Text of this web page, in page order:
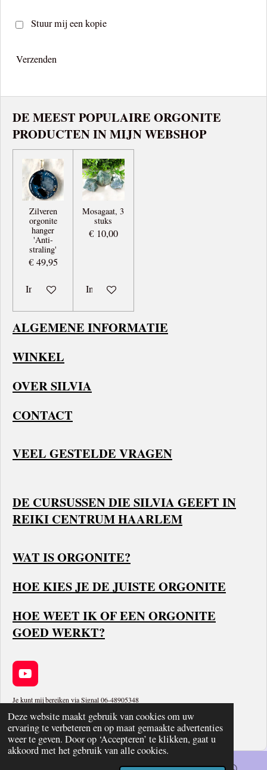
Deze website maakt gebruik van cookies om uw
ervaring te verbeteren en op maat gemaakte advertenties
weer te geven. Door op ‘Accepteren’ te klikken, gaat u
akkoord met het gebruik van alle cookies.
Stuur mij een kopie
Verzenden
DE MEEST POPULAIRE ORGONITE
PRODUCTEN IN MIJN WEBSHOP
Zilveren
orgonite
hanger
'Anti-
straling'
€ 49,95
In winkelwagen
Mosagaat, 3
stuks
€ 10,00
In winkelwagen
ALGEMENE INFORMATIE
WINKEL
OVER SILVIA
CONTACT
VEEL GESTELDE VRAGEN
DE CURSUSSEN DIE SILVIA GEEFT IN
REIKI CENTRUM HAARLEM
WAT IS ORGONITE?
HOE KIES JE DE JUISTE ORGONITE
HOE WEET IK OF EEN ORGONITE
GOED WERKT?
Y
o
u
T
u
b
e
Je kunt mij bereiken via Signal 06-48905348
Sitemap
© 2014-2024 Orgonite Healing Webshop